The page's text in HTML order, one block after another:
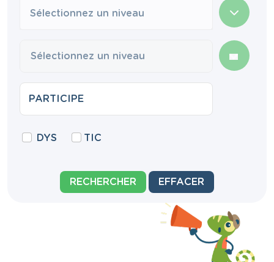
Sélectionnez un niveau
DYS TIC
RECHERCHER EFFACER